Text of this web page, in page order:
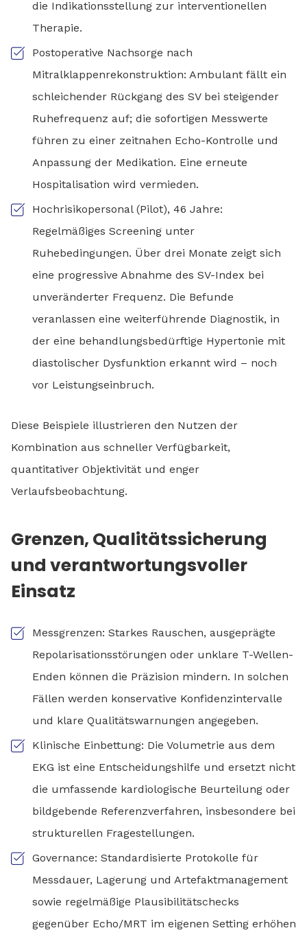
die Indikationsstellung zur interventionellen
Therapie.
Postoperative Nachsorge nach
Mitralklappenrekonstruktion: Ambulant fällt ein
schleichender Rückgang des SV bei steigender
Ruhefrequenz auf; die sofortigen Messwerte
führen zu einer zeitnahen Echo-Kontrolle und
Anpassung der Medikation. Eine erneute
Hospitalisation wird vermieden.
Hochrisikopersonal (Pilot), 46 Jahre:
Regelmäßiges Screening unter
Ruhebedingungen. Über drei Monate zeigt sich
eine progressive Abnahme des SV-Index bei
unveränderter Frequenz. Die Befunde
veranlassen eine weiterführende Diagnostik, in
der eine behandlungsbedürftige Hypertonie mit
diastolischer Dysfunktion erkannt wird – noch
vor Leistungseinbruch.
Diese Beispiele illustrieren den Nutzen der
Kombination aus schneller Verfügbarkeit,
quantitativer Objektivität und enger
Verlaufsbeobachtung.
Grenzen, Qualitätssicherung
und verantwortungsvoller
Einsatz
Messgrenzen: Starkes Rauschen, ausgeprägte
Repolarisationsstörungen oder unklare T-Wellen-
Enden können die Präzision mindern. In solchen
Fällen werden konservative Konfidenzintervalle
und klare Qualitätswarnungen angegeben.
Klinische Einbettung: Die Volumetrie aus dem
EKG ist eine Entscheidungshilfe und ersetzt nicht
die umfassende kardiologische Beurteilung oder
bildgebende Referenzverfahren, insbesondere bei
strukturellen Fragestellungen.
Governance: Standardisierte Protokolle für
Messdauer, Lagerung und Artefaktmanagement
sowie regelmäßige Plausibilitätschecks
gegenüber Echo/MRT im eigenen Setting erhöhen